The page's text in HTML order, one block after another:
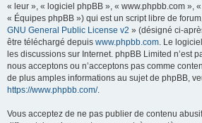
« leur », « logiciel phpBB », « www.phpbb.com »,
« Équipes phpBB ») qui est un script libre de
GNU General Public License v2 » (désigné ci-
être téléchargé depuis www.phpbb.com. Le
les discussions sur Internet. phpBB Limited n’est
nous acceptons ou n’acceptons pas comme
de plus amples informations au sujet de phpBB,
https://www.phpbb.com/.
Vous acceptez de ne pas publier de contenu